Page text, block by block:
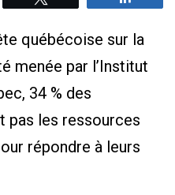
québécoise sur la
menée par l’Institut
34 % des
pas les ressources
répondre à leurs